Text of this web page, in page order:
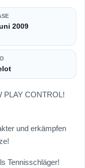
2009
PLAY CONTROL!
und erkämpfen
Tennisschläger!